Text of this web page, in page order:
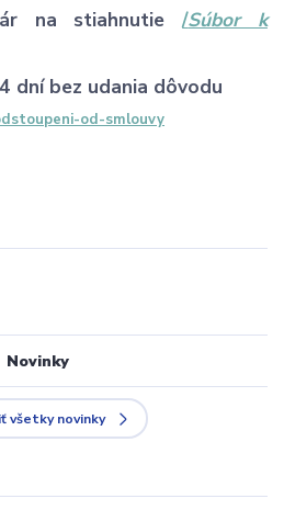
Novinky
všetky novinky
na stiahnutie/Súbor k
dní bez udania dôvodu
od-smlouvy